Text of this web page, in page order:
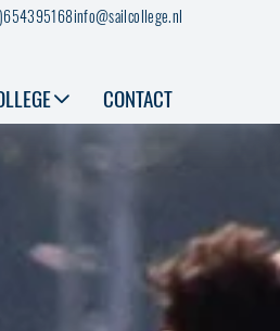
info@sailcollege.nl
CONTACT